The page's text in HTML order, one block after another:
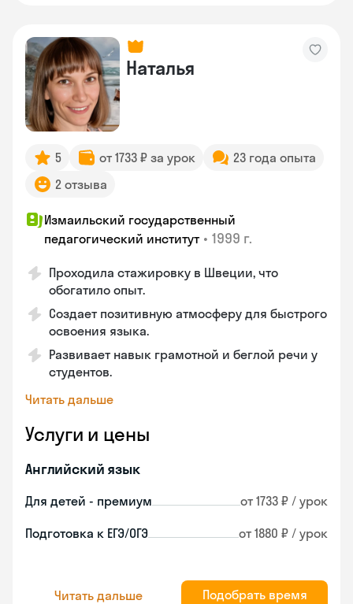
Наталья
5 от 1733 ₽ за урок
23 года опыта
2 отзыва
Измаильский государственный
педагогический институт • 1999 г.
Проходила стажировку в Швеции, что
обогатило опыт.
Создает позитивную атмосферу для быстрого
освоения языка.
Развивает навык грамотной и беглой речи у
студентов.
Читать дальше
Услуги и цены
Английский язык
Для детей - премиум от 1733 ₽ / урок
Подготовка к ЕГЭ/ОГЭ от 1880 ₽ / урок
Читать дальше Подобрать время